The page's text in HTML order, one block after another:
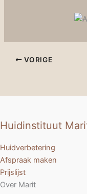
VORIGE
Huidinstituut
Huidverbetering
Afspraak maken
Prijslijst
Over Marit